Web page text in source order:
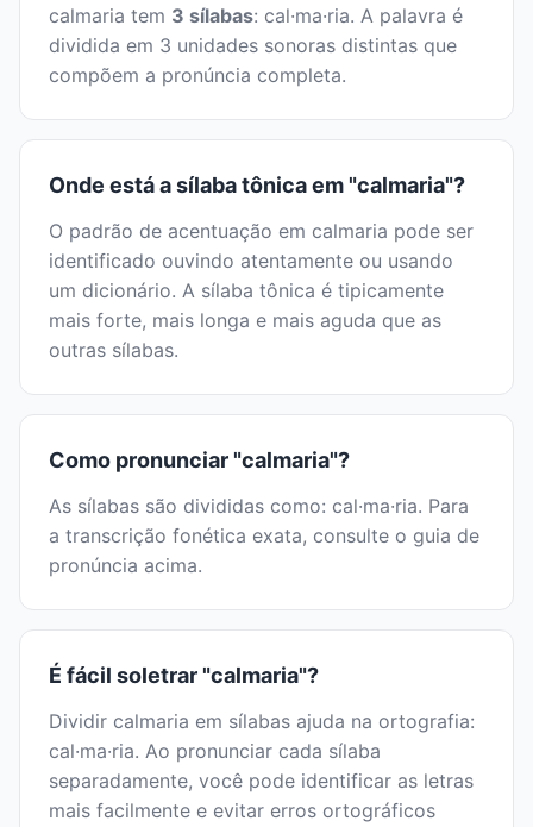
calmaria tem 3 sílabas: cal·ma·ria. A palavra é
dividida em 3 unidades sonoras distintas que
compõem a pronúncia completa.
Onde está a sílaba tônica em "calmaria"?
O padrão de acentuação em calmaria pode ser
identificado ouvindo atentamente ou usando
um dicionário. A sílaba tônica é tipicamente
mais forte, mais longa e mais aguda que as
outras sílabas.
Como pronunciar "calmaria"?
As sílabas são divididas como: cal·ma·ria. Para
a transcrição fonética exata, consulte o guia de
pronúncia acima.
É fácil soletrar "calmaria"?
Dividir calmaria em sílabas ajuda na ortografia:
cal·ma·ria. Ao pronunciar cada sílaba
separadamente, você pode identificar as letras
mais facilmente e evitar erros ortográficos